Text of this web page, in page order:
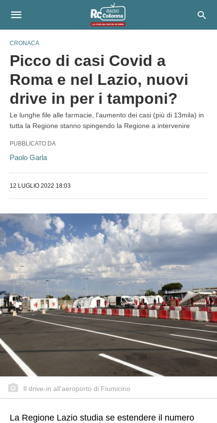
CRONACA
Picco di casi Covid a
Roma e nel Lazio, nuovi
drive in per i tamponi?
Le lunghe file alle farmacie, l'aumento dei casi (più di 13mila) in
tutta la Regione stanno spingendo la Regione a intervenire
PUBBLICATO DA
Paolo Garla
12 LUGLIO 2022 18:03
Il drive-in all'aeroporto di Fiumicino
La Regione Lazio studia se estendere il numero